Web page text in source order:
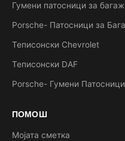
Гумени патосници за
Porsche- Патосници за
Теписонски Chevrolet
Теписонски DAF
Porsche- Гумени Патосници
ПОМОШ
Мојата сметка